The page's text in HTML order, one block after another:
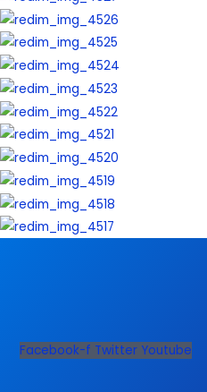
Facebook-f Twitter Youtube